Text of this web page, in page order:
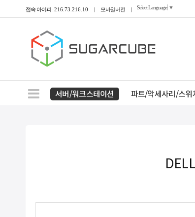
접속 아이피 :216.73.216.10 | 모바일버전 | Select Language ▼
서버/워크스테이션 파트/악세사리/스위